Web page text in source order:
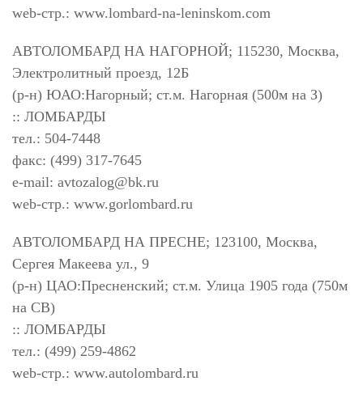
web-стр.: www.lombard-na-leninskom.com
АВТОЛОМБАРД НА НАГОРНОЙ; 115230, Москва,
Электролитный проезд, 12Б
(р-н) ЮАО:Нагорный; ст.м. Нагорная (500м на З)
:: ЛОМБАРДЫ
тел.: 504-7448
факс: (499) 317-7645
e-mail: avtozalog@bk.ru
web-стр.: www.gorlombard.ru
АВТОЛОМБАРД НА ПРЕСНЕ; 123100, Москва,
Сергея Макеева ул., 9
(р-н) ЦАО:Пресненский; ст.м. Улица 1905 года (750м
на СВ)
:: ЛОМБАРДЫ
тел.: (499) 259-4862
web-стр.: www.autolombard.ru